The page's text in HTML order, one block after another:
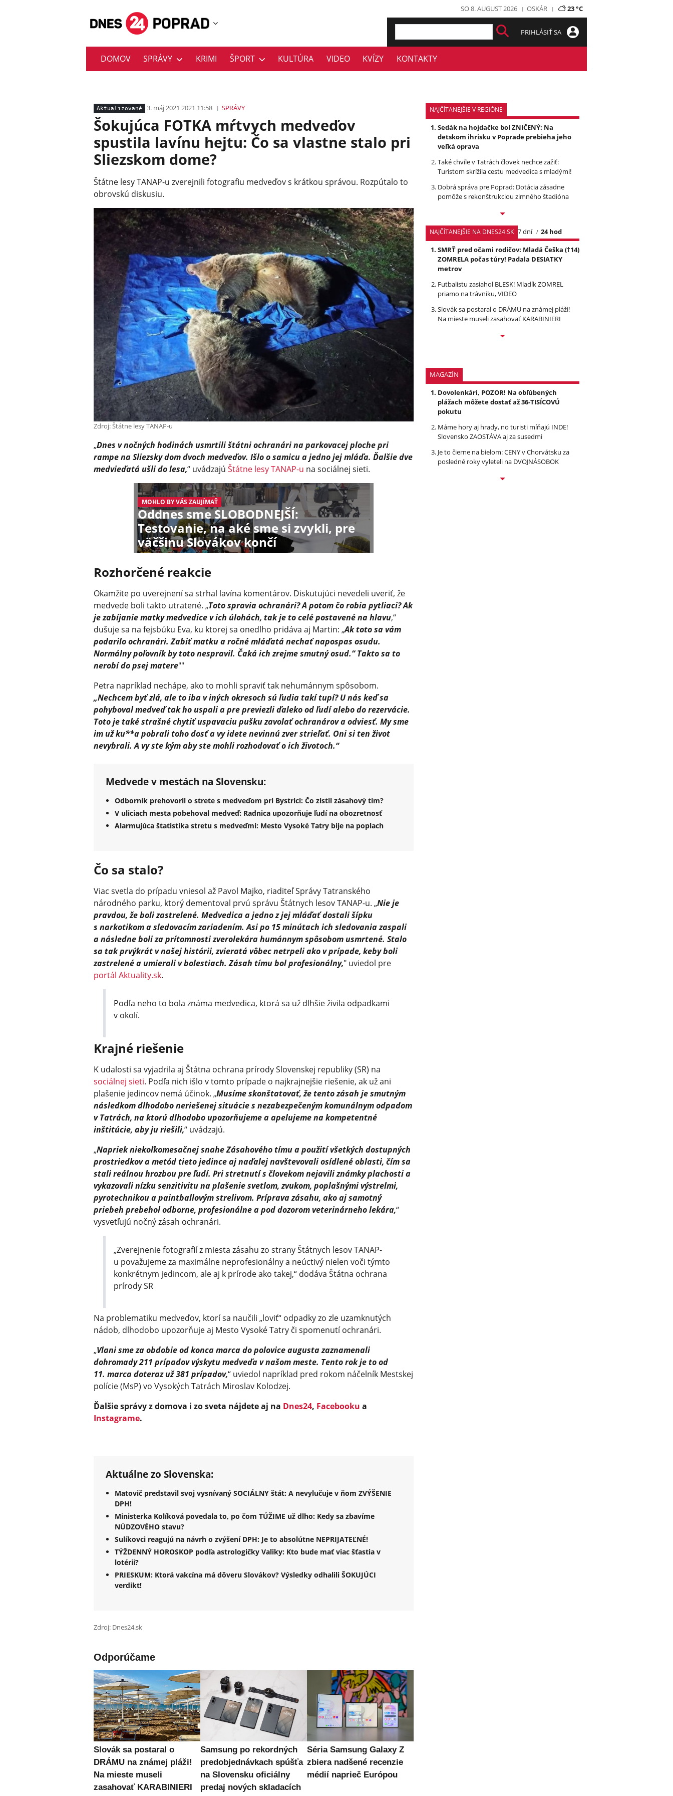
SO 8. AUGUST 2026 OSKÁR 23 °C
PRIHLÁSIŤ SA
DOMOV SPRÁVY KRIMI ŠPORT KULTÚRA VIDEO KVÍZY KONTAKTY
Aktualizované 3. máj 2021 2021 11:58 SPRÁVY
Šokujúca FOTKA mŕtvych medveďov
spustila lavínu hejtu: Čo sa vlastne stalo pri
Sliezskom dome?
Štátne lesy TANAP-u zverejnili fotografiu medveďov s krátkou správou. Rozpútalo to
obrovskú diskusiu.
Zdroj: Štátne lesy TANAP-u
„Dnes v nočných hodinách usmrtili štátni ochranári na parkovacej ploche pri
rampe na Sliezsky dom dvoch medveďov. Išlo o samicu a jedno jej mláďa. Ďalšie dve
medvieďatá ušli do lesa,“ uvádzajú Štátne lesy TANAP-u na sociálnej sieti.
MOHLO BY VÁS ZAUJÍMAŤ
Oddnes sme SLOBODNEJŠÍ:
Testovanie, na aké sme si zvykli, pre
väčšinu Slovákov končí
Rozhorčené reakcie
Okamžite po uverejnení sa strhal lavína komentárov. Diskutujúci nevedeli uveriť, že
medvede boli takto utratené. „Toto spravia ochranári? A potom čo robia pytliaci? Ak
je zabíjanie matky medvedice v ich úlohách, tak je to celé postavené na hlavu,“
dušuje sa na fejsbúku Eva, ku ktorej sa onedlho pridáva aj Martin: „Ak toto sa vám
podarilo ochranári. Zabiť matku a ročné mláďatá nechať napospas osudu.
Normálny poľovník by toto nespravil. Čaká ich zrejme smutný osud.“ Takto sa to
nerobí do psej matere""
Petra napríklad nechápe, ako to mohli spraviť tak nehumánnym spôsobom.
„Nechcem byť zlá, ale to iba v iných okresoch sú ľudia takí tupí? U nás keď sa
pohyboval medveď tak ho uspali a pre previezli ďaleko od ľudí alebo do rezervácie.
Toto je také strašné chytiť uspavaciu pušku zavolať ochranárov a odviesť. My sme
im už ku**a pobrali toho dosť a vy idete nevinnú zver strieľať. Oni si ten život
nevybrali. A vy ste kým aby ste mohli rozhodovať o ich životoch.“
Medvede v mestách na Slovensku:
Odborník prehovoril o strete s medveďom pri Bystrici: Čo zistil zásahový tím?
V uliciach mesta pobehoval medveď: Radnica upozorňuje ľudí na obozretnosť
Alarmujúca štatistika stretu s medveďmi: Mesto Vysoké Tatry bije na poplach
Čo sa stalo?
Viac svetla do prípadu vniesol až Pavol Majko, riaditeľ Správy Tatranského
národného parku, ktorý dementoval prvú správu Štátnych lesov TANAP-u. „Nie je
pravdou, že boli zastrelené. Medvedica a jedno z jej mláďať dostali šípku
s narkotikom a sledovacím zariadením. Asi po 15 minútach ich sledovania zaspali
a následne boli za prítomnosti zverolekára humánnym spôsobom usmrtené. Stalo
sa tak prvýkrát v našej histórii, zvieratá vôbec netrpeli ako v prípade, keby boli
zastrelené a umierali v bolestiach. Zásah tímu bol profesionálny," uviedol pre
portál Aktuality.sk.
Podľa neho to bola známa medvedica, ktorá sa už dlhšie živila odpadkami
v okolí.
Krajné riešenie
K udalosti sa vyjadrila aj Štátna ochrana prírody Slovenskej republiky (SR) na
sociálnej sieti. Podľa nich išlo v tomto prípade o najkrajnejšie riešenie, ak už ani
plašenie jedincov nemá účinok. „Musíme skonštatovať, že tento zásah je smutným
následkom dlhodobo neriešenej situácie s nezabezpečeným komunálnym odpadom
v Tatrách, na ktorú dlhodobo upozorňujeme a apelujeme na kompetentné
inštitúcie, aby ju riešili,“ uvádzajú.
„Napriek niekoľkomesačnej snahe Zásahového tímu a použití všetkých dostupných
prostriedkov a metód tieto jedince aj naďalej navštevovali osídlené oblasti, čím sa
stali reálnou hrozbou pre ľudí. Pri stretnutí s človekom nejavili známky plachosti a
vykazovali nízku senzitivitu na plašenie svetlom, zvukom, poplašnými výstrelmi,
pyrotechnikou a paintballovým strelivom. Príprava zásahu, ako aj samotný
priebeh prebehol odborne, profesionálne a pod dozorom veterinárneho lekára,“
vysvetľujú nočný zásah ochranári.
„Zverejnenie fotografií z miesta zásahu zo strany Štátnych lesov TANAP-
u považujeme za maximálne neprofesionálny a neúctivý nielen voči týmto
konkrétnym jedincom, ale aj k prírode ako takej,“ dodáva Štátna ochrana
prírody SR
Na problematiku medveďov, ktorí sa naučili „loviť“ odpadky zo zle uzamknutých
nádob, dlhodobo upozorňuje aj Mesto Vysoké Tatry či spomenutí ochranári.
„Vlani sme za obdobie od konca marca do polovice augusta zaznamenali
dohromady 211 prípadov výskytu medveďa v našom meste. Tento rok je to od
11. marca doteraz už 381 prípadov,“ uviedol napríklad pred rokom náčelník Mestskej
polície (MsP) vo Vysokých Tatrách Miroslav Kolodzej.
Ďalšie správy z domova i zo sveta nájdete aj na Dnes24, Facebooku a
Instagrame.
Aktuálne zo Slovenska:
Matovič predstavil svoj vysnívaný SOCIÁLNY štát: A nevylučuje v ňom ZVÝŠENIE
DPH!
Ministerka Kolíková povedala to, po čom TÚŽIME už dlho: Kedy sa zbavíme
NÚDZOVÉHO stavu?
Sulíkovci reagujú na návrh o zvýšení DPH: Je to absolútne NEPRIJATEĽNÉ!
TÝŽDENNÝ HOROSKOP podľa astrologičky Valiky: Kto bude mať viac šťastia v
lotérii?
PRIESKUM: Ktorá vakcína má dôveru Slovákov? Výsledky odhalili ŠOKUJÚCI
verdikt!
Zdroj: Dnes24.sk
Odporúčame
Slovák sa postaral o
DRÁMU na známej pláži!
Na mieste museli
zasahovať KARABINIERI
Samsung po rekordných
predobjednávkach spúšťa
na Slovensku oficiálny
predaj nových skladacích
Séria Samsung Galaxy Z
zbiera nadšené recenzie
médií naprieč Európou
NAJČÍTANEJŠIE V REGIÓNE
Sedák na hojdačke bol ZNIČENÝ: Na
detskom ihrisku v Poprade prebieha jeho
veľká oprava
Také chvíle v Tatrách človek nechce zažiť:
Turistom skrížila cestu medvedica s mladými!
Dobrá správa pre Poprad: Dotácia zásadne
pomôže s rekonštrukciou zimného štadióna
NAJČÍTANEJŠIE NA DNES24.SK 7 dní
24 hod
SMRŤ pred očami rodičov: Mladá Češka (†14)
ZOMRELA počas túry! Padala DESIATKY
metrov
Futbalistu zasiahol BLESK! Mladík ZOMREL
priamo na trávniku, VIDEO
Slovák sa postaral o DRÁMU na známej pláži!
Na mieste museli zasahovať KARABINIERI
MAGAZÍN
Dovolenkári, POZOR! Na obľúbených
plážach môžete dostať až 36-TISÍCOVÚ
pokutu
Máme hory aj hrady, no turisti míňajú INDE!
Slovensko ZAOSTÁVA aj za susedmi
Je to čierne na bielom: CENY v Chorvátsku za
posledné roky vyleteli na DVOJNÁSOBOK